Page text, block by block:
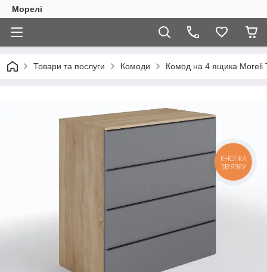
Морелі
Товари та послуги Комоди Комод на 4 ящика Moreli
КНОПКА
ЗВ'ЯЗКУ